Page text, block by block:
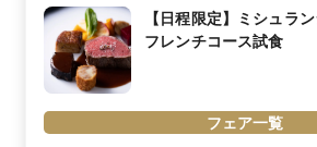
【日程限定】ミシュラ
フレンチコース試食
フェア一覧